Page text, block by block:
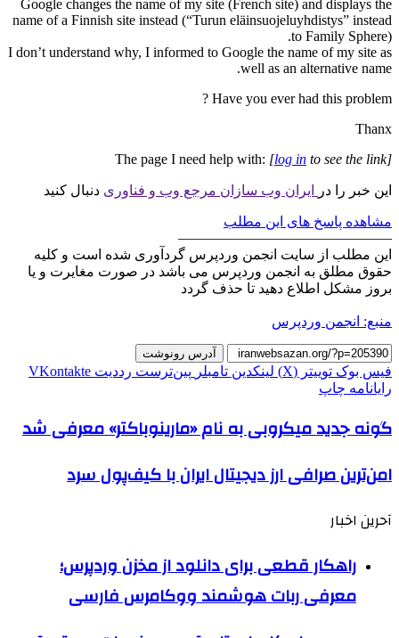
Google changes the name of my site (French site) and displays the
name of a Finnish site instead (“Turun eläinsuojeluyhdistys” instead
to Family Sphere).
I don’t understand why, I informed to Google the name of my site as
well as an alternative name.
Have you ever had this problem ?
Thanx
The page I need help with: [log in to see the link]
این خبر را در ایران وب سازان مرجع وب و فناوری دنبال کنید
مشاهده پاسخ های این مطلب
———————————————
این مطلب از سایت انجمن وردپرس گردآوری شده است و کلیه
حقوق مطلق به انجمن وردپرس می باشد در صورت مغایرت و یا
بروز مشکل اطلاع دهید تا حذف گردد
منبع: انجمن وردپرس
آدرس رونوشت
فیس بوک توییتر (X) لینکدین ‫تامبلر ‫پین‌ترست ‫رددیت ‫VKontakte
رایانامه چاپ
گونه جدید میکروبی به نام «مارینوباکتر» معرفی شد
امن‌ترین صرافی ارز دیجیتال ایران با کیف‌پول سرد
آحرین اخبار
راهکار قطعی برای دانلود از مخزن وردپرس؛
معرفی ربات هوشمند ووکامرس فارسی